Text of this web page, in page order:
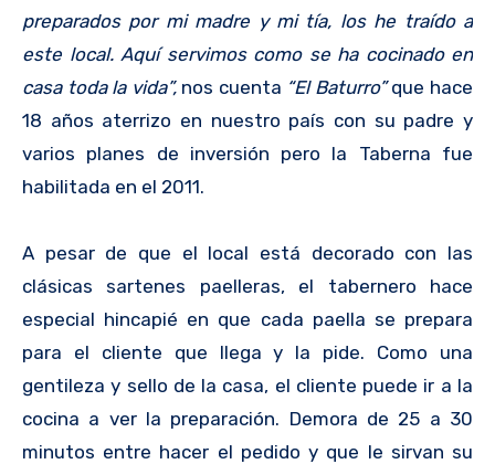
preparados por mi madre y mi tía, los he traído a
este local. Aquí servimos como se ha cocinado en
casa toda la vida”,nos cuenta “El Baturro”que hace
18 años aterrizo en nuestro país con su padre y
varios planes de inversión pero la Taberna fue
habilitada en el 2011.
A pesar de que el local está decorado con las
clásicas sartenes paelleras, el tabernero hace
especial hincapié en que cada paella se prepara
para el cliente que llega y la pide. Como una
gentileza y sello de la casa, el cliente puede ir a la
cocina a ver la preparación. Demora de 25 a 30
minutos entre hacer el pedido y que le sirvan su